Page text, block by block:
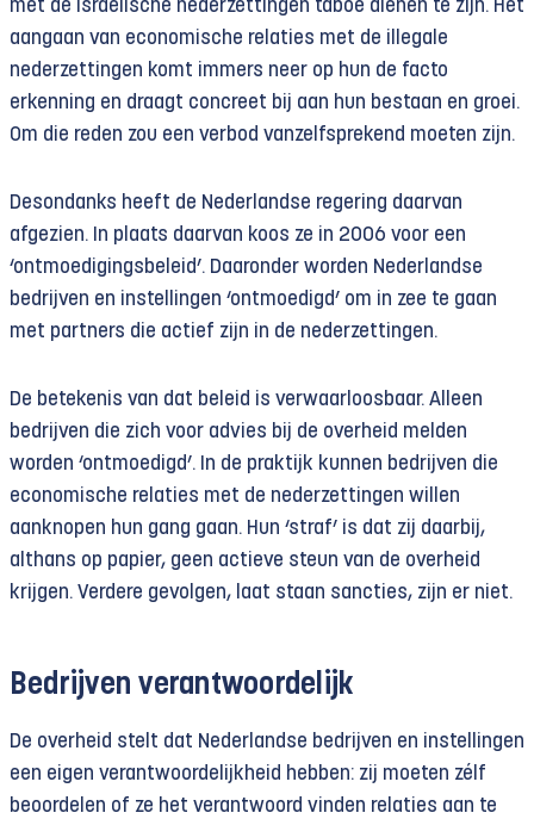
met de Israëlische nederzettingen taboe dienen te zijn. Het
aangaan van economische relaties met de illegale
nederzettingen komt immers neer op hun de facto
erkenning en draagt concreet bij aan hun bestaan en groei.
Om die reden zou een verbod vanzelfsprekend moeten zijn.
Desondanks heeft de Nederlandse regering daarvan
afgezien. In plaats daarvan koos ze in 2006 voor een
‘ontmoedigingsbeleid’. Daaronder worden Nederlandse
bedrijven en instellingen ‘ontmoedigd’ om in zee te gaan
met partners die actief zijn in de nederzettingen.
De betekenis van dat beleid is verwaarloosbaar. Alleen
bedrijven die zich voor advies bij de overheid melden
worden ‘ontmoedigd’. In de praktijk kunnen bedrijven die
economische relaties met de nederzettingen willen
aanknopen hun gang gaan. Hun ‘straf’ is dat zij daarbij,
althans op papier, geen actieve steun van de overheid
krijgen. Verdere gevolgen, laat staan sancties, zijn er niet.
Bedrijven verantwoordelijk
De overheid stelt dat Nederlandse bedrijven en instellingen
een eigen verantwoordelijkheid hebben: zij moeten zélf
beoordelen of ze het verantwoord vinden relaties aan te